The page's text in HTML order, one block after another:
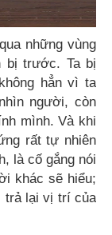
những vùng
bị trước. Ta bị
hẳn vì ta
người, còn
mình. Và khi
rất tự nhiên
là cố gắng nói
khác sẽ hiểu;
trả lại vị trí của